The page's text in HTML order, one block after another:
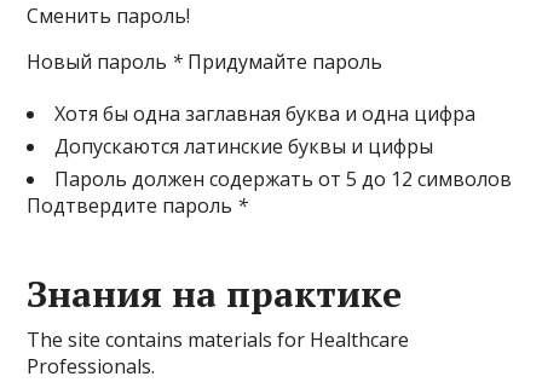
Сменить пароль!
Новый пароль * Придумайте пароль
Хотя бы одна заглавная буква и одна цифра
Допускаются латинские буквы и цифры
Пароль должен содержать от 5 до 12 символов
Подтвердите пароль *
Знания на практике
The site contains materials for Healthcare
Professionals.